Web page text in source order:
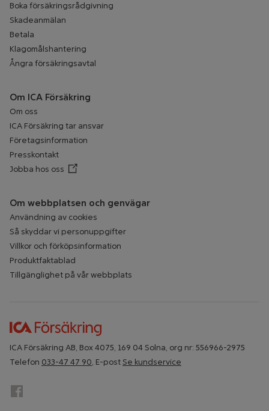
Boka försäkringsrådgivning
Skadeanmälan
Betala
Klagomålshantering
Ångra försäkringsavtal
Om ICA Försäkring
Om oss
ICA Försäkring tar ansvar
Företagsinformation
Presskontakt
Jobba hos oss Öppnar annan webbplats
Om webbplatsen och genvägar
Användning av cookies
Så skyddar vi personuppgifter
Villkor och förköpsinformation
Produktfaktablad
Tillgänglighet på vår webbplats
ICA Försäkring AB, Box 4075, 169 04 Solna, org nr: 556966-2975
Telefon 033-47 47 90, E-post Se kundservice